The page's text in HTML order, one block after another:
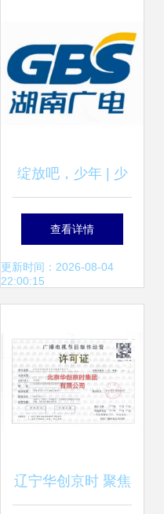
绽放吧，少年 | 少
年底色，由你定义
——展现现代少年
查看详情
更新时间：2026-08-04
22:00:15
辽宁华创京时 聚焦